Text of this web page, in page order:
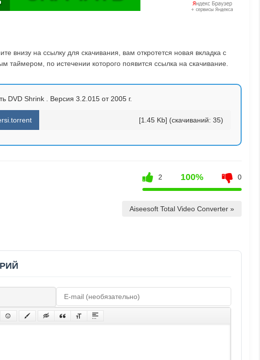
внизу на ссылку для скачивания, вам откротется новая вкладка с
по истечении которого появится ссылка на скачивание.
DVD Shrink . Версия 3.2.015 от 2005 г.
[1.45 Kb] (cкачиваний: 35)
2 100% 0
Aiseesoft Total Video Converter »